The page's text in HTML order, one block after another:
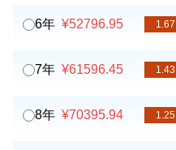
6年 ¥52796.95 1.67
7年 ¥61596.45 1.43
8年 ¥70395.94 1.25